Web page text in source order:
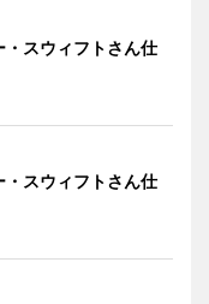
スウィフトさん仕
スウィフトさん仕